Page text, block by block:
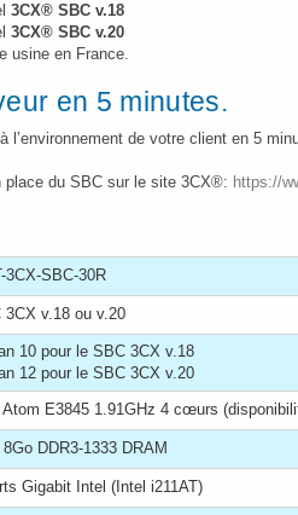
3CX® SBC v.18
3CX® SBC v.20
usine en France.
en 5 minutes.
de votre client en 5
place du SBC sur le site 3CX®: https://
3CX-SBC-30R
3CX v.18 ou v.20
10 pour le SBC 3CX v.18
12 pour le SBC 3CX v.20
Atom E3845 1.91GHz 4 cœurs
DDR3-1333 DRAM
Gigabit Intel (Intel i211AT)